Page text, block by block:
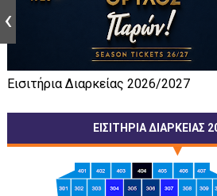
Εισιτήρια Διαρκείας 2026/2027
ΕΙΣΙΤΗΡΙΑ ΔΙΑΡΚΕΙΑΣ